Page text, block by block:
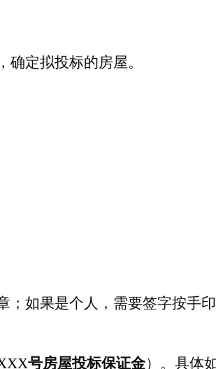
定拟投标的房屋。
如果是个人，需要签字按手印
号房屋投标保证金）。具体